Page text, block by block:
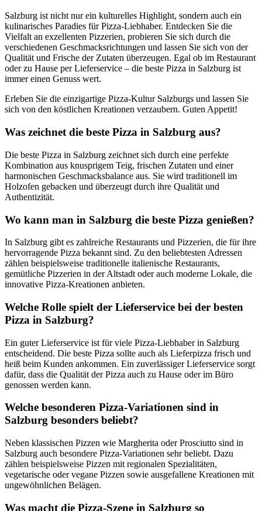
Salzburg ist nicht nur ein kulturelles Highlight, sondern auch ein
kulinarisches Paradies für Pizza-Liebhaber. Entdecken Sie die
Vielfalt an exzellenten Pizzerien, probieren Sie sich durch die
verschiedenen Geschmacksrichtungen und lassen Sie sich von der
Qualität und Frische der Zutaten überzeugen. Egal ob im Restaurant
oder zu Hause per Lieferservice – die beste Pizza in Salzburg ist
immer einen Genuss wert.
Erleben Sie die einzigartige Pizza-Kultur Salzburgs und lassen Sie
sich von den köstlichen Kreationen verzaubern. Guten Appetit!
Was zeichnet die beste Pizza in Salzburg aus?
Die beste Pizza in Salzburg zeichnet sich durch eine perfekte
Kombination aus knusprigem Teig, frischen Zutaten und einer
harmonischen Geschmacksbalance aus. Sie wird traditionell im
Holzofen gebacken und überzeugt durch ihre Qualität und
Authentizität.
Wo kann man in Salzburg die beste Pizza genießen?
In Salzburg gibt es zahlreiche Restaurants und Pizzerien, die für ihre
hervorragende Pizza bekannt sind. Zu den beliebtesten Adressen
zählen beispielsweise traditionelle italienische Restaurants,
gemütliche Pizzerien in der Altstadt oder auch moderne Lokale, die
innovative Pizza-Kreationen anbieten.
Welche Rolle spielt der Lieferservice bei der besten
Pizza in Salzburg?
Ein guter Lieferservice ist für viele Pizza-Liebhaber in Salzburg
entscheidend. Die beste Pizza sollte auch als Lieferpizza frisch und
heiß beim Kunden ankommen. Ein zuverlässiger Lieferservice sorgt
dafür, dass die Qualität der Pizza auch zu Hause oder im Büro
genossen werden kann.
Welche besonderen Pizza-Variationen sind in
Salzburg besonders beliebt?
Neben klassischen Pizzen wie Margherita oder Prosciutto sind in
Salzburg auch besondere Pizza-Variationen sehr beliebt. Dazu
zählen beispielsweise Pizzen mit regionalen Spezialitäten,
vegetarische oder vegane Pizzen sowie ausgefallene Kreationen mit
ungewöhnlichen Belägen.
Was macht die Pizza-Szene in Salzburg so